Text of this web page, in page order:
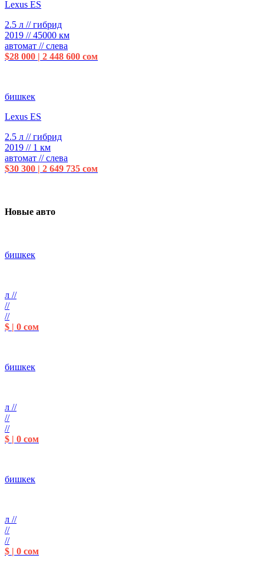
Lexus ES
2.5 л // гибрид
2019 // 45000 км
автомат // слева
$28 000 | 2 448 600 сом
бишкек
Lexus ES
2.5 л // гибрид
2019 // 1 км
автомат // слева
$30 300 | 2 649 735 сом
Новые авто
бишкек
л //
//
//
$ | 0 сом
бишкек
л //
//
//
$ | 0 сом
бишкек
л //
//
//
$ | 0 сом